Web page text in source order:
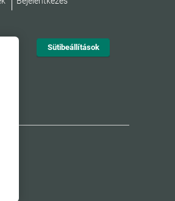
Sütibeállítások